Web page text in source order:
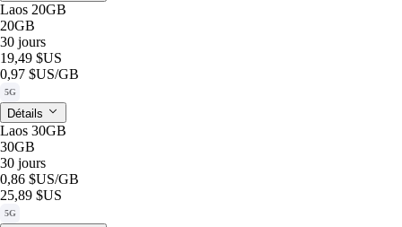
Laos 20GB
20GB
30 jours
19,49 $US
0,97 $US/GB
5G
Détails
Laos 30GB
30GB
30 jours
0,86 $US/GB
25,89 $US
5G